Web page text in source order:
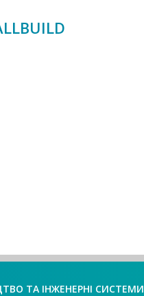
ТА ІНЖЕНЕРНІ СИСТЕМИ